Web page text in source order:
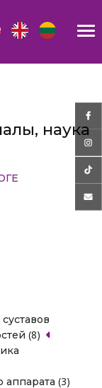
наука
(8)
аппарата (3)